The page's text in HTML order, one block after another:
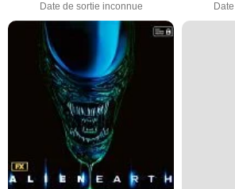
Date de sortie inconnue